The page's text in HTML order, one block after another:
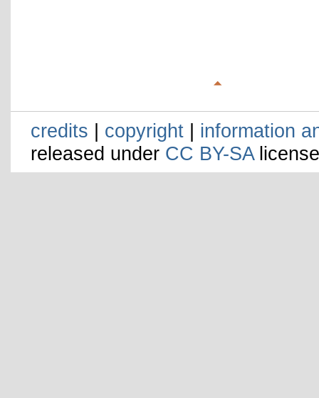
credits | copyright | information
released under CC BY-SA